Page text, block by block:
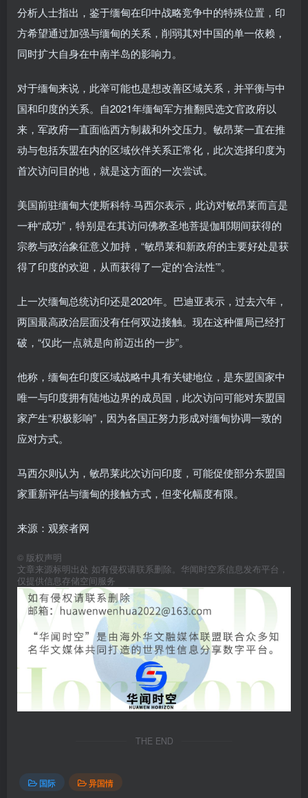
分析人士指出，鉴于缅甸在印中战略竞争中的特殊位置，印
方希望通过加强与缅甸的关系，削弱其对中国的单一依赖，
同时扩大自身在中南半岛的影响力。
对于缅甸来说，此举可能也是想改善区域关系，并平衡与中
国和印度的关系。自2021年缅甸军方推翻民选文官政府以
来，军政府一直面临西方制裁和外交压力。敏昂莱一直在推
动与包括东盟在内的区域伙伴关系正常化，此次选择印度为
首次访问目的地，就是这方面的一次尝试。
美国前驻缅甸大使斯科特·马西尔表示，此访对敏昂莱而言是
一种“成功”，特别是在其访问佛教圣地菩提伽耶期间获得的
宗教与政治象征意义加持，“敏昂莱和新政府的主要好处是获
得了印度的欢迎，从而获得了一定的‘合法性’”。
上一次缅甸总统访印还是2020年。巴迪亚表示，过去六年，
两国最高政治层面没有任何双边接触。现在这种僵局已经打
破，“仅此一点就是向前迈出的一步”。
他称，缅甸在印度区域战略中具有关键地位，是东盟国家中
唯一与印度拥有陆地边界的成员国，此次访问可能对东盟国
家产生“积极影响”，因为各国正努力形成对缅甸协调一致的
应对方式。
马西尔则认为，敏昂莱此次访问印度，可能促使部分东盟国
家重新评估与缅甸的接触方式，但变化幅度有限。
来源：观察者网
© 版权声明
文章来源标明出处 如有侵权请联系删除。华闻时空系信息发布平台，
仅提供信息存储空间服务
THE END
国际 异国情